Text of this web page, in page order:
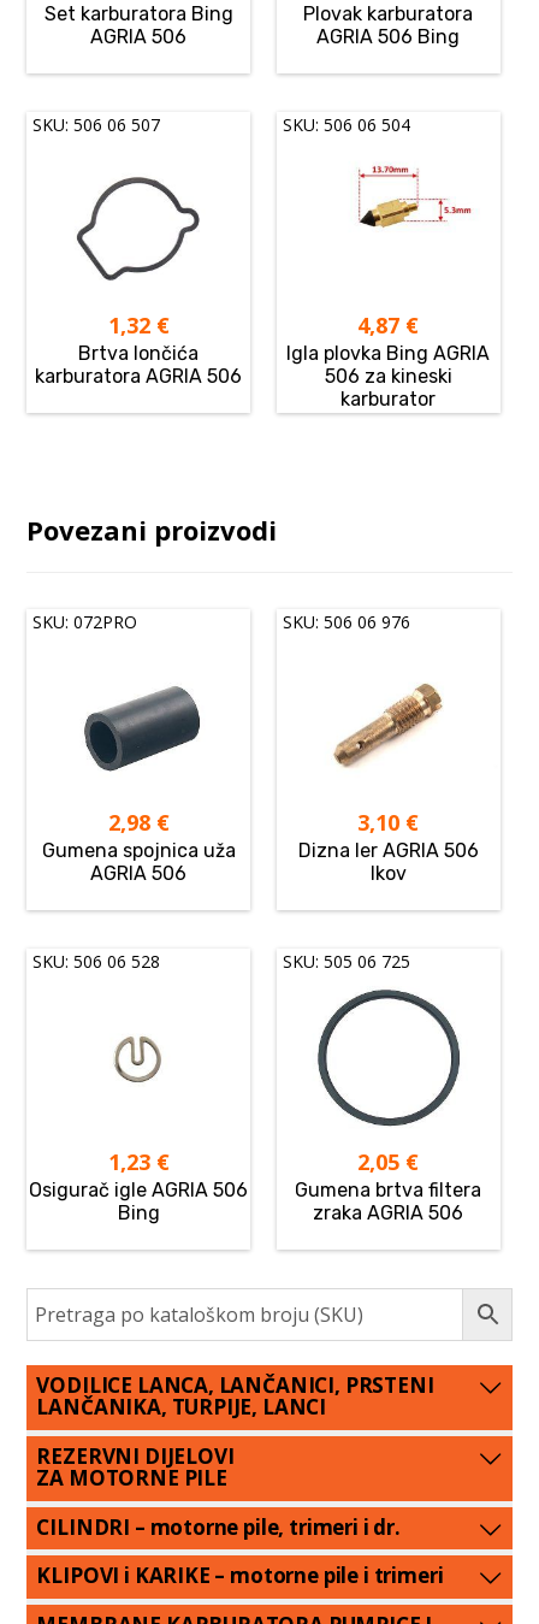
Set karburatora Bing
AGRIA 506
Plovak karburatora
AGRIA 506 Bing
SKU: 506 06 507
1,32 €
Brtva lončića
karburatora AGRIA 506
SKU: 506 06 504
4,87 €
Igla plovka Bing AGRIA
506 za kineski
karburator
Povezani proizvodi
SKU: 072PRO
2,98 €
Gumena spojnica uža
AGRIA 506
SKU: 506 06 976
3,10 €
Dizna ler AGRIA 506
Ikov
SKU: 506 06 528
1,23 €
Osigurač igle AGRIA 506
Bing
SKU: 505 06 725
2,05 €
Gumena brtva filtera
zraka AGRIA 506
VODILICE LANCA, LANČANICI, PRSTENI
LANČANIKA, TURPIJE, LANCI
REZERVNI DIJELOVI
ZA MOTORNE PILE
CILINDRI – motorne pile, trimeri i dr.
KLIPOVI i KARIKE – motorne pile i trimeri